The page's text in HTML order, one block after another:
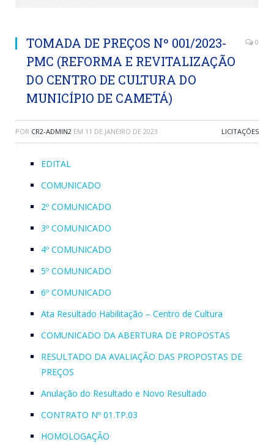
TOMADA DE PREÇOS Nº 001/2023-
PMC (REFORMA E REVITALIZAÇÃO
DO CENTRO DE CULTURA DO
MUNICÍPIO DE CAMETÁ)
0
POR CR2-ADMIN2 EM 11 DE JANEIRO DE 2023 LICITAÇÕES
EDITAL
COMUNICADO
2º COMUNICADO
3º COMUNICADO
4º COMUNICADO
5º COMUNICADO
6º COMUNICADO
Ata Resultado Habilitação – Centro de Cultura
COMUNICADO DA ABERTURA DE PROPOSTAS
RESULTADO DA AVALIAÇÃO DAS PROPOSTAS DE
PREÇOS
Anulação do Resultado e Novo Resultado
CONTRATO Nº 01.TP.03
HOMOLOGAÇÃO